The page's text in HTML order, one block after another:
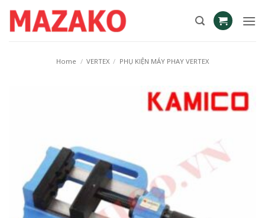
content
Home / VERTEX / PHỤ KIỆN MÁY PHAY VERTEX